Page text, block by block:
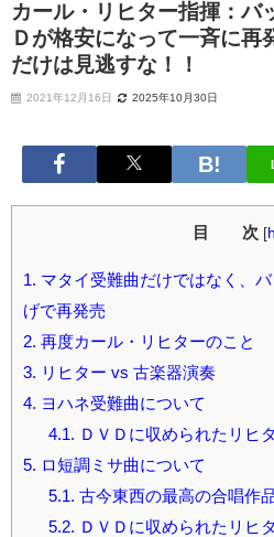
カール・リヒター指揮：バ
Ｄが格安になって一斉に再
だけは見逃すな！！
2021年12月16日 2025年10月30日
目 次 [
1. マタイ受難曲だけではなく、
げで再発売
2. 再度カール・リヒターのこと
3. リヒター vs 古楽器演奏
4. ヨハネ受難曲について
4.1. ＤＶＤに収められたリヒ
5. ロ短調ミサ曲について
5.1. 古今東西の最高の合唱作
5.2. ＤＶＤに収められたリヒ